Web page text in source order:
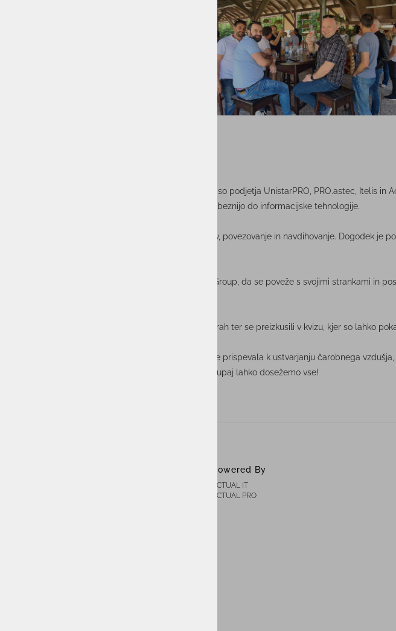
Na Dan mladosti smo Actual I.T. Group, del katerega so podjetja UnistarPRO, PRO.astec, Itelis
poslovne partnerje pod skupnim imenovalcem – z ljubeznijo do informacijske tehnologije.
Actualov Piknik Mladosti je bil priložnost za sprostitev, povezovanje in navdihovanje. Dogodek
Piknik je bil odlična priložnost za podjetje Actual I.T. Group, da se poveže s svojimi strankami in
Gostje so se lahko pomerili v družabnih in športnih igrah ter se preizkusili v kvizu, kjer so lahko
Hvala vsem, ki ste se nam pridružili, vaša prisotnost je prispevala k ustvarjanju čarobnega
Nadaljujmo s povezovanjem in navdihovanjem, saj skupaj lahko dosežemo vse!
Powered By
ACTUAL IT
ACTUAL PRO